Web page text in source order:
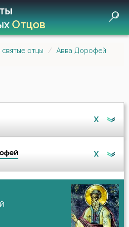
Отцов
отцы
Авва Дорофей
X
X